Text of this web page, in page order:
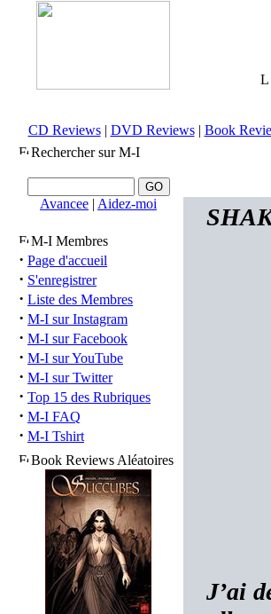
L
CD Reviews| DVD Reviews| Book
Rechercher sur M-I
Avancee | Aidez-moi
M-I Membres
· Page d'accueil
· S'enregistrer
· Liste des Membres
· M-I sur Instagram
· M-I sur Facebook
· M-I sur YouTube
· M-I sur Twitter
· Top 15 des Rubriques
· M-I FAQ
· M-I Tshirt
Book Reviews Aléatoires
J’ai